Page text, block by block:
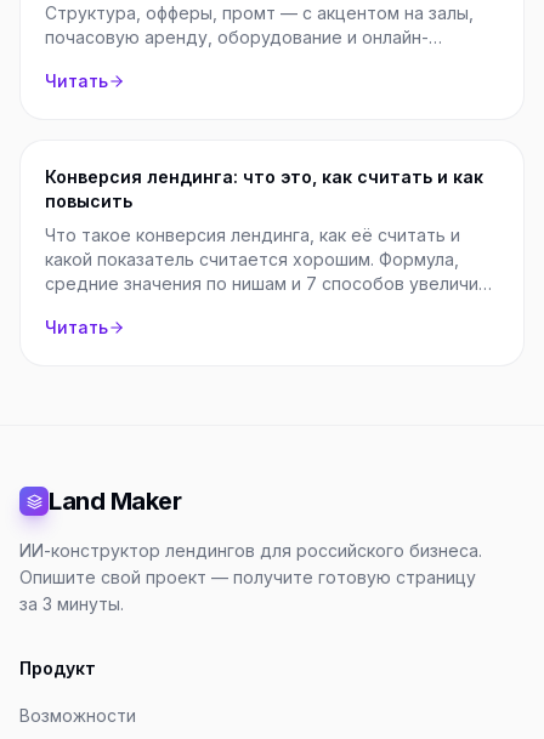
Структура, офферы, промт — с акцентом на залы,
почасовую аренду, оборудование и онлайн-
Читать
Конверсия лендинга: что это, как считать и как
повысить
Что такое конверсия лендинга, как её считать и
какой показатель считается хорошим. Формула,
средние значения по нишам и 7 способов увеличить
Читать
Land Maker
ИИ-конструктор лендингов для российского бизнеса.
Опишите свой проект — получите готовую страницу
за 3 минуты.
Продукт
Возможности